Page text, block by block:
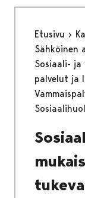
Etusivu
Sähköinen
Sosiaali- ja
palvelut ja